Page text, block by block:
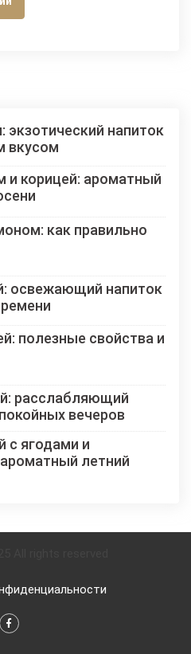
экзотический напиток
вкусом
и корицей: ароматный
как правильно
освежающий напиток
полезные свойства и
расслабляющий
вечеров
с ягодами и
летний